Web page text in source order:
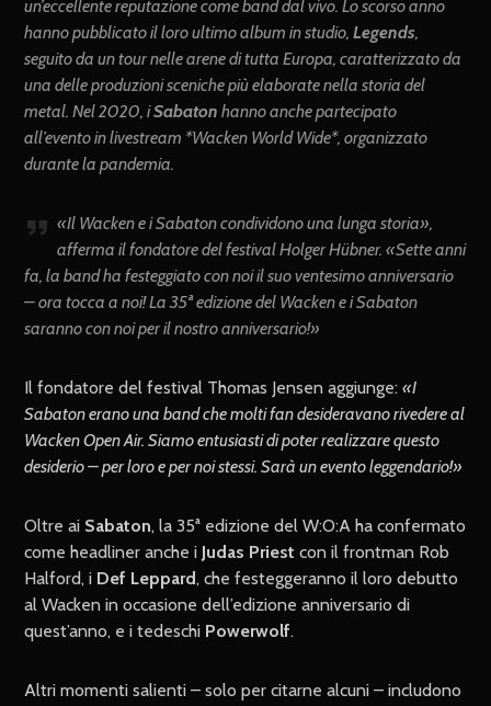
un’eccellente reputazione come band dal vivo. Lo scorso anno
hanno pubblicato il loro ultimo album in studio,Legends,
seguito da un tour nelle arene di tutta Europa, caratterizzato da
una delle produzioni sceniche più elaborate nella storia del
metal. Nel 2020, iSabaton hanno anche partecipato
all’evento in livestream *Wacken World Wide*, organizzato
durante la pandemia.
«Il Wacken e i Sabaton condividono una lunga storia»,
afferma il fondatore del festival Holger Hübner. «Sette anni
fa, la band ha festeggiato con noi il suo ventesimo anniversario
– ora tocca a noi! La 35ª edizione del Wacken e i Sabaton
saranno con noi per il nostro anniversario!»
Il fondatore del festival Thomas Jensen aggiunge:«I
Sabaton erano una band che molti fan desideravano rivedere al
Wacken Open Air. Siamo entusiasti di poter realizzare questo
desiderio – per loro e per noi stessi. Sarà un evento leggendario!»
Oltre ai Sabaton, la 35ª edizione del W:O:A ha confermato
come headliner anche i Judas Priestcon il frontman Rob
Halford, i Def Leppard, che festeggeranno il loro debutto
al Wacken in occasione dell’edizione anniversario di
quest’anno, e i tedeschi Powerwolf.
Altri momenti salienti – solo per citarne alcuni – includono